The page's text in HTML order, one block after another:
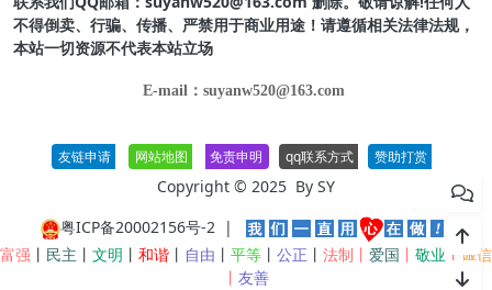
不得倒卖、行骗、传播、严禁用于商业用途！请遵循相关法律法规，
本站一切资源不代表本站立场
E-mail：suyanw520@163.com
友链申请 网站地图 免责申明 qq联系方式 赞助打赏
Copyright © 2025 By SY
粤ICP备20002156号-2|
富强 丨 民主 丨 文明 丨 和谐 丨 自由 丨 平等 丨 公正 丨 法制丨 爱国 丨 敬业 丨 诚信
丨 友善